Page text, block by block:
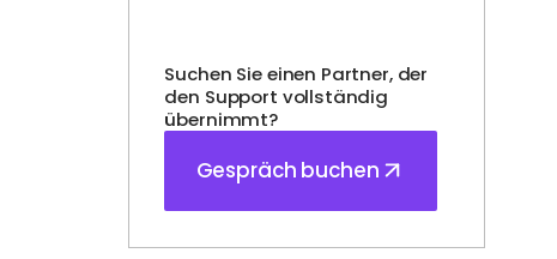
Suchen Sie einen Partner, der
den Support vollständig
übernimmt?
Gespräch buchen